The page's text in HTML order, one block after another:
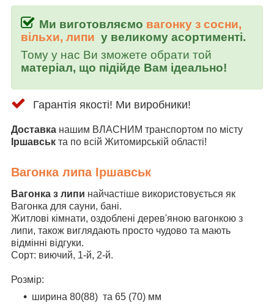
Ми виготовляємо вагонку з сосни,
вільхи, липи у великому асортименті.
Тому у нас Ви зможете обрати той
матеріал, що підійде Вам ідеально!
Гарантія якості! Ми виробники!
Доставка нашим ВЛАСНИМ транспортом по місту
Іршавськ та по всій Житомирській області!
Вагонка липа Іршавськ
Вагонка з липи найчастіше використовується як
Вагонка для сауни, бані.
Житлові кімнати, оздоблені дерев'яною вагонкою з
липи, також виглядають просто чудово та мають
відмінні відгуки.
Сорт: виючий, 1-й, 2-й.
Розмір:
ширина 80(88) та 65 (70) мм